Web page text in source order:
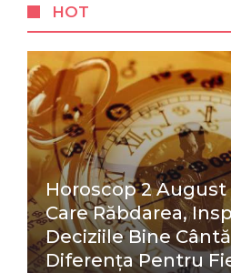
HOT
Horoscop 2 August
Care Răbdarea,
Deciziile Bine
Diferența Pentru